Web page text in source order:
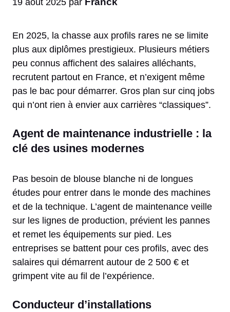
19 août 2025 par
En 2025, la chasse aux profils rares ne se limite
plus aux diplômes prestigieux. Plusieurs métiers
peu connus affichent des salaires alléchants,
recrutent partout en France, et n’exigent même
pas le bac pour démarrer. Gros plan sur cinq jobs
qui n’ont rien à envier aux carrières “classiques”.
Agent de maintenance industrielle : la
clé des usines modernes
Pas besoin de blouse blanche ni de longues
études pour entrer dans le monde des machines
et de la technique. L’agent de maintenance veille
sur les lignes de production, prévient les pannes
et remet les équipements sur pied. Les
entreprises se battent pour ces profils, avec des
salaires qui démarrent autour de 2 500 € et
grimpent vite au fil de l’expérience.
Conducteur d’installations